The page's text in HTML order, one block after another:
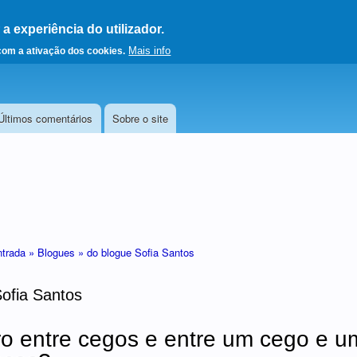
experiência do utilizador.
a ativação dos cookies. Mais info
página principal
comentários Sobre o site
» Blogues » do blogue Sofia Santos
Santos
entre cegos e entre um cego e